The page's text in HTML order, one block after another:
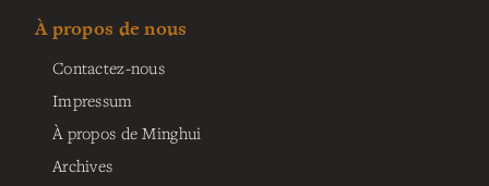
À propos de nous
Contactez-nous
Impressum
À propos de Minghui
Archives